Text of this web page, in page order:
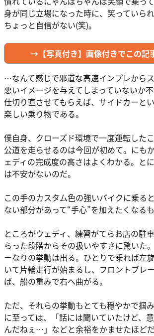
身が同じ立場になった時に、笑っていら
ちょっと自信がない(笑)。
→【写真付き】画像付きでこの記
…なんて感じで邪道な高速インプレから
悪いイメージを与えてしまっていないか
仕切り直させてもらえば、サイドカーと
楽しい乗り物である。
僕自身、クローズド環境で一度運転した
公道を走らせるのは今回が初めて。にも
ェディの完成度の高さはよくわかる。と
は不安がないのだ。
この手のカスタム色の強いバイクに乗る
ない部分があって“手心”を加えたくなるも
ところがウェディ、練習がてらお店の駐
らった段階からその扱いやすさに驚いた
ーなりの挙動は出る。ひとりで乗れば左
いて片輪走行が始まるし、フロントブレ
ば、船の重みで右へ曲がる。
ただ、それらの挙動もとても穏やかで掴
に至っては、「話には聞いていたけど、
んだねぇ…」などと余裕をかませたほどだ